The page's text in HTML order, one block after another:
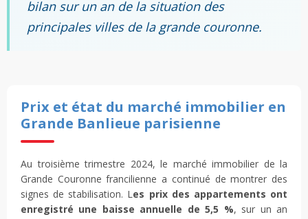
bilan sur un an de la situation des
principales villes de la grande couronne.
Prix et état du marché immobilier en
Grande Banlieue parisienne
Au troisième trimestre 2024, le marché immobilier de la
Grande Couronne francilienne a continué de montrer des
signes de stabilisation. Les prix des appartements ont
enregistré une baisse annuelle de 5,5 %, sur un an